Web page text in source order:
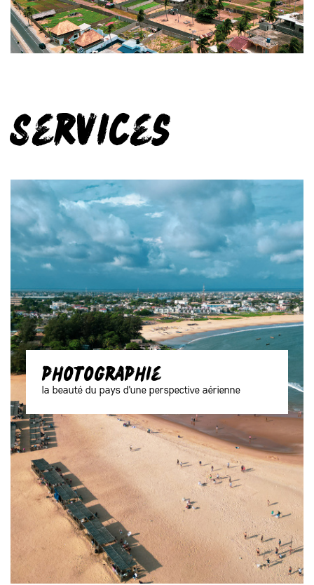
Services
photographie
la beauté du pays d'une perspective aérienne